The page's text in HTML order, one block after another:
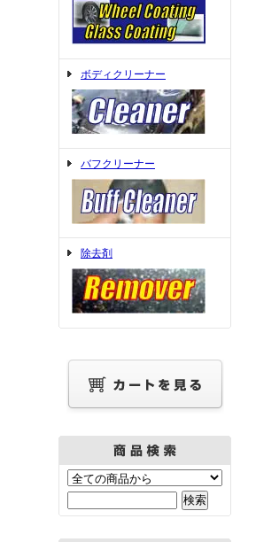
ボディクリーナー
バフクリーナー
除去剤